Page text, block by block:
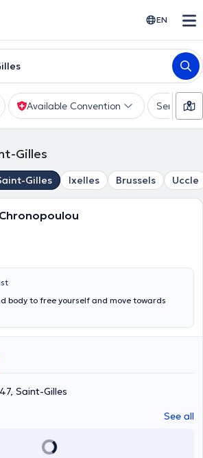
EN
Available Convention Services
Gilles
Gilles Ixelles Brussels Uccle
body to free yourself and move towards
Saint-Gilles
See all